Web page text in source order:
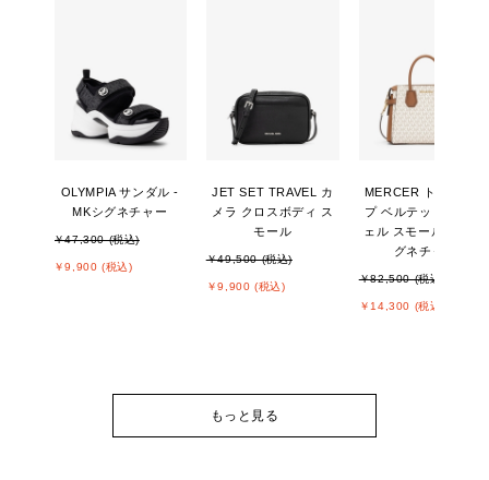
OLYMPIA サンダル -
MKシグネチャー
￥47,300 (税込)
￥9,900 (税込)
JET SET TRAVEL カ
メラ クロスボディ ス
モール
￥49,500 (税込)
￥9,900 (税込)
MERCER トップジッ
プ ベルテッド サッチ
ェル スモール - MKシ
グネチャー
￥82,500 (税込)
￥14,300 (税込)
もっと見る